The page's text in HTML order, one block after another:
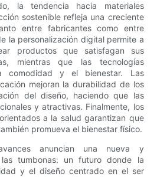
la tendencia hacia materiales
sostenible refleja una creciente
entre fabricantes como entre
la personalización digital permite a
productos que satisfagan sus
mientras que las tecnologías
comodidad y el bienestar. Las
mejoran la durabilidad de los
del diseño, haciendo que las
y atractivas. Finalmente, los
a la salud garantizan que
promueva el bienestar físico.
anuncian una nueva y
tumbonas: un futuro donde la
y el diseño centrado en el ser